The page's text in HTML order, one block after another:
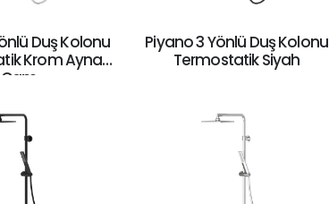
Duş Kolonu
Krom Ayna
Cam
Piyano 3 Yönlü Duş Kolonu
Termostatik Siyah